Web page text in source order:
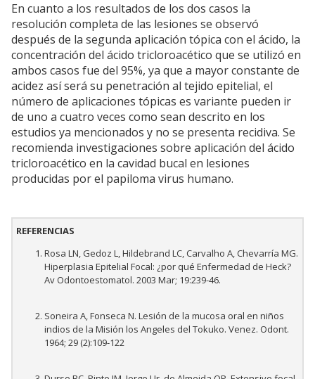
En cuanto a los resultados de los dos casos la
resolución completa de las lesiones se observó
después de la segunda aplicación tópica con el ácido, la
concentración del ácido tricloroacético que se utilizó en
ambos casos fue del 95%, ya que a mayor constante de
acidez así será su penetración al tejido epitelial, el
número de aplicaciones tópicas es variante pueden ir
de uno a cuatro veces como sean descrito en los
estudios ya mencionados y no se presenta recidiva. Se
recomienda investigaciones sobre aplicación del ácido
tricloroacético en la cavidad bucal en lesiones
producidas por el papiloma virus humano.
REFERENCIAS
Rosa LN, Gedoz L, Hildebrand LC, Carvalho A, Chevarría MG.
Hiperplasia Epitelial Focal: ¿por qué Enfermedad de Heck?
Av Odontoestomatol. 2003 Mar; 19:239-46.
Soneira A, Fonseca N. Lesión de la mucosa oral en niños
indios de la Misión los Angeles del Tokuko. Venez. Odont.
1964; 29 (2):109-122